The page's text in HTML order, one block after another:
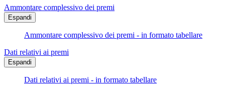
Ammontare complessivo dei premi
Espandi
Ammontare complessivo dei premi - in formato tabellare
Dati relativi ai premi
Espandi
Dati relativi ai premi - in formato tabellare